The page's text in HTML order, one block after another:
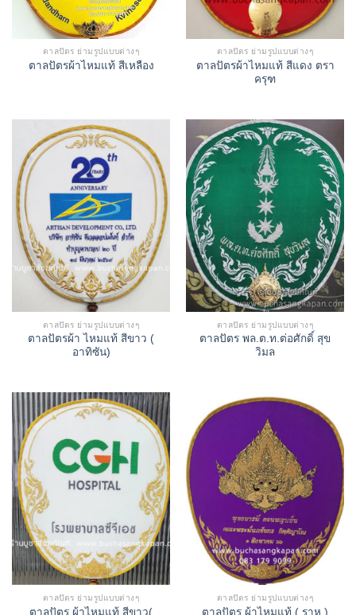
ตาลปัตร ย่ามรูปแบบต่างๆ
ตาลปัตรผ้าไหมแท้ สีเหลือง
ตาลปัตร ย่ามรูปแบบต่างๆ
ตาลปัตรผ้าไหมแท้ สีแดง ตรา
ครุฑ
ตาลปัตร ย่ามรูปแบบต่างๆ
ตาลปัตรผ้า ไหมแท้ สีขาว (
อาทิซัน)
ตาลปัตร ย่ามรูปแบบต่างๆ
ตาลปัตร พล.ต.ท.ต่อศักดิ์ สุข
วิมล
ตาลปัตร ย่ามรูปแบบต่างๆ
ตาลปัตร ผ้าไหมแท้ สีขาว(
ตาลปัตร ย่ามรูปแบบต่างๆ
ตาลปัตร ผ้าไหมแท้ ( ราหู )